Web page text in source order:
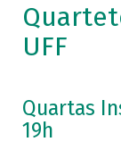
UFF
Quartas
19h